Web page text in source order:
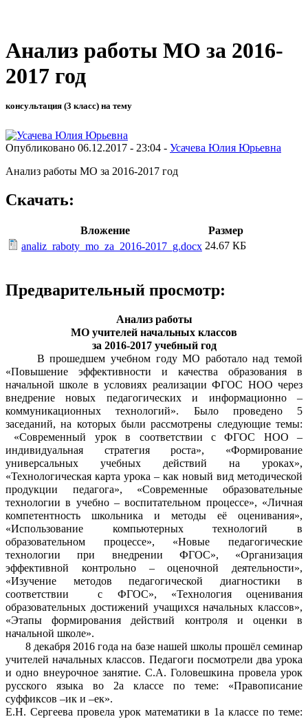
Анализ работы МО за 2016-
2017 год
консультация (3 класс) на тему
Опубликовано 06.12.2017 - 23:04 - Усачева Юлия Юрьевна
Анализ работы МО за 2016-2017 год
Скачать:
Вложение
Размер
analiz_raboty_mo_za_2016-2017_g.docx 24.67 КБ
Предварительный просмотр:
Анализ работы
МО учителей начальных классов
за 2016-2017 учебный год
В прошедшем учебном году МО работало над темой
«Повышение эффективности и качества образования в
начальной школе в условиях реализации ФГОС НОО через
внедрение новых педагогических и информационно –
коммуникационных технологий». Было проведено 5
заседаний, на которых были рассмотрены следующие темы:
«Современный урок в соответствии с ФГОС НОО –
индивидуальная стратегия роста», «Формирование
универсальных учебных действий на уроках»,
«Технологическая карта урока – как новый вид методической
продукции педагога», «Современные образовательные
технологии в учебно – воспитательном процессе», «Личная
компетентность школьника и методы её оценивания»,
«Использование компьютерных технологий в
образовательном процессе», «Новые педагогические
технологии при внедрении ФГОС», «Организация
эффективной контрольно – оценочной деятельности»,
«Изучение методов педагогической диагностики в
соответствии с ФГОС», «Технология оценивания
образовательных достижений учащихся начальных классов»,
«Этапы формирования действий контроля и оценки в
начальной школе».
8 декабря 2016 года на базе нашей школы прошёл семинар
учителей начальных классов. Педагоги посмотрели два урока
и одно внеурочное занятие. С.А. Головешкина провела урок
русского языка во 2а классе по теме: «Правописание
суффиксов –ик и –ек».
Е.Н. Сергеева провела урок математики в 1а классе по теме: